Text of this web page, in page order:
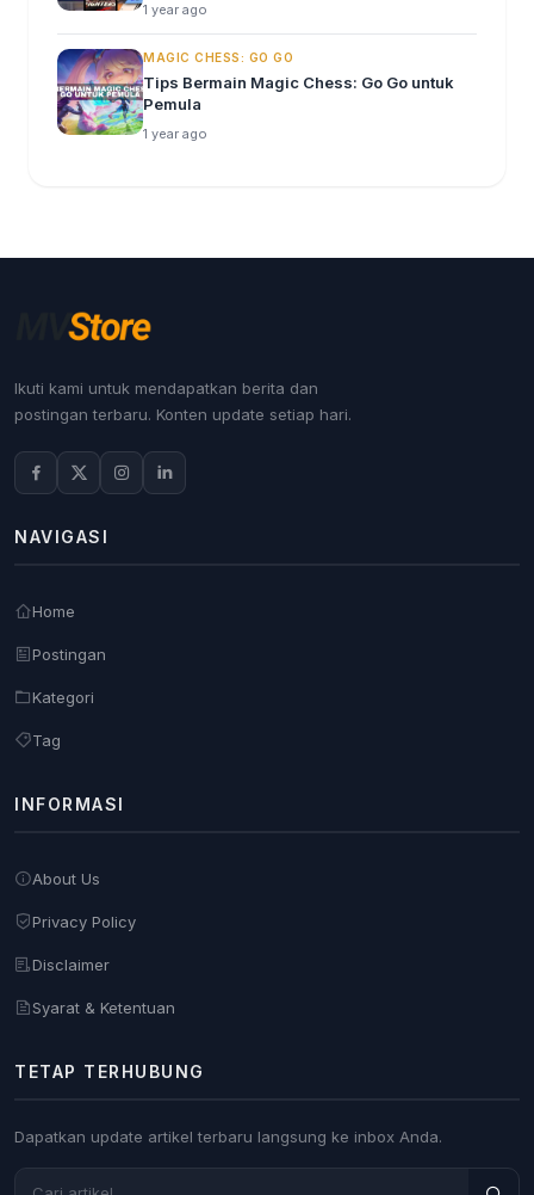
1 year ago
MAGIC CHESS: GO GO
Tips Bermain Magic Chess: Go Go untuk
Pemula
1 year ago
Ikuti kami untuk mendapatkan berita dan
postingan terbaru. Konten update setiap hari.
NAVIGASI
Home
Postingan
Kategori
Tag
INFORMASI
About Us
Privacy Policy
Disclaimer
Syarat & Ketentuan
TETAP TERHUBUNG
Dapatkan update artikel terbaru langsung ke inbox Anda.